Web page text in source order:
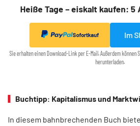
Heiße Tage – eiskalt kaufen: 5
Sofortkauf Im
Sie erhalten einen Download-Link per E-Mail. Außerdem können
herunterladen.
Buchtipp: Kapitalismus und
In diesem bahnbrechenden Buch